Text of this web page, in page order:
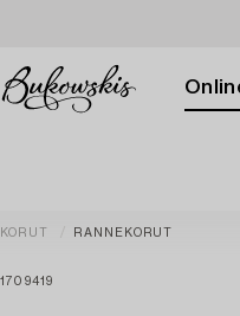
KORUT RANNEKORUT
1709419